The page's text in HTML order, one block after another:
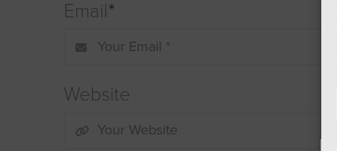
Email*
Website